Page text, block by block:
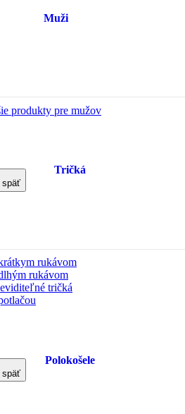
Muži
produkty pre mužov
späť
Tričká
rukávom
rukávom
tričká
späť
Polokošele